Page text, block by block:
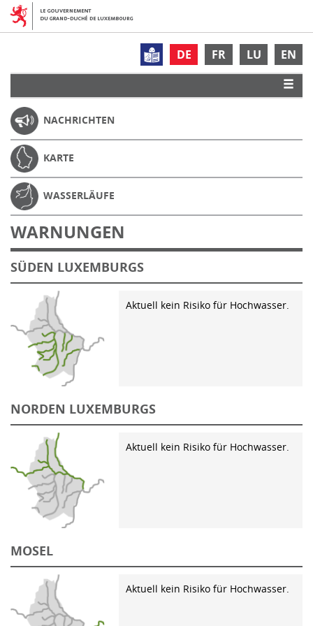
DE FR LU EN
NACHRICHTEN
KARTE
WASSERLÄUFE
WARNUNGEN
SÜDEN LUXEMBURGS
Aktuell kein Risiko für Hochwasser.
NORDEN LUXEMBURGS
Aktuell kein Risiko für Hochwasser.
MOSEL
Aktuell kein Risiko für Hochwasser.